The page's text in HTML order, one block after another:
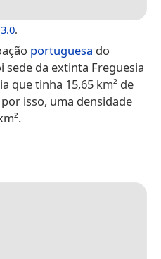
.
portuguesa do
sede da extinta Freguesia
que tinha 15,65 km² de
isso, uma densidade